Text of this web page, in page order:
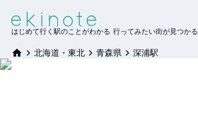
はじめて行く駅のことがわかる 行ってみたい街が見つかる
北海道・東北 青森県 深浦駅